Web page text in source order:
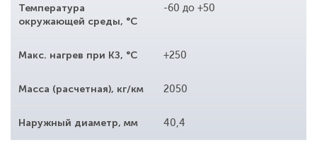
Температура
окружающей среды, °С
-60 до +50
Макс. нагрев при КЗ, °С +250
Масса (расчетная), кг/км 2050
Наружный диаметр, мм 40,4